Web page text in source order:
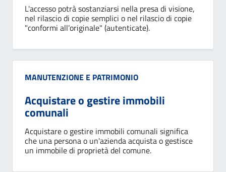
L'accesso potrà sostanziarsi nella presa di visione,
nel rilascio di copie semplici o nel rilascio di copie
"conformi all’originale" (autenticate).
Categoria:
MANUTENZIONE E PATRIMONIO
Acquistare o gestire immobili
comunali
Acquistare o gestire immobili comunali significa
che una persona o un'azienda acquista o gestisce
un immobile di proprietà del comune.